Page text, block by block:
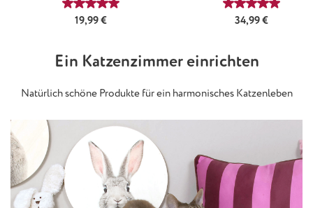
Durchschnittliche Bewertung von 5 von 5 Sternen
Regulärer Preis:
19,99 € Regulärer Preis:
34,99 €
Ein Katzenzimmer einrichten
Natürlich schöne Produkte für ein harmonisches Katzenleben